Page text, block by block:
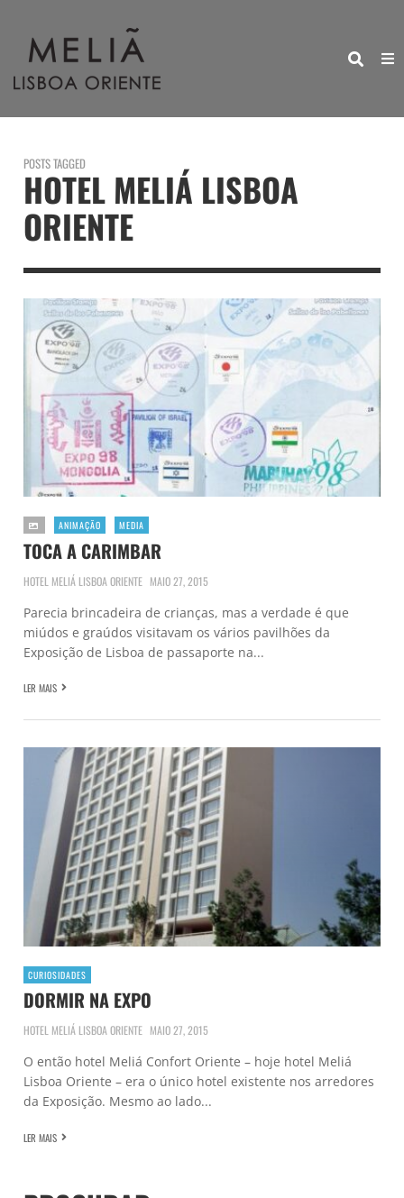
POSTS TAGGED
HOTEL MELIÁ LISBOA
ORIENTE
ANIMAÇÃO MEDIA
TOCA A CARIMBAR
HOTEL MELIÁ LISBOA ORIENTE MAIO 27, 2015
Parecia brincadeira de crianças, mas a verdade é que
miúdos e graúdos visitavam os vários pavilhões da
Exposição de Lisboa de passaporte na...
LER MAIS
CURIOSIDADES
DORMIR NA EXPO
HOTEL MELIÁ LISBOA ORIENTE MAIO 27, 2015
O então hotel Meliá Confort Oriente – hoje hotel Meliá
Lisboa Oriente – era o único hotel existente nos arredores
da Exposição. Mesmo ao lado...
LER MAIS